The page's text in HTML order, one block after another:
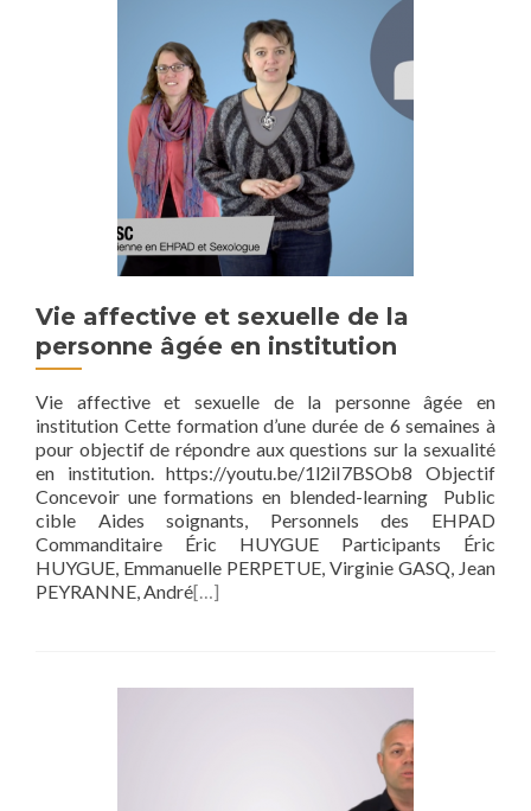
Vie affective et sexuelle de la
personne âgée en institution
Vie affective et sexuelle de la personne âgée en
institution Cette formation d’une durée de 6 semaines à
pour objectif de répondre aux questions sur la sexualité
en institution. https://youtu.be/1l2iI7BSOb8 Objectif
Concevoir une formations en blended-learning Public
cible Aides soignants, Personnels des EHPAD
Commanditaire Éric HUYGUE Participants Éric
HUYGUE, Emmanuelle PERPETUE, Virginie GASQ, Jean
PEYRANNE, André[…]